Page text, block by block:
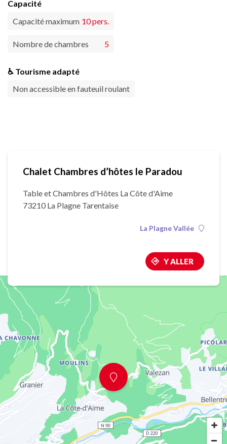
Capacité
Capacité maximum 10 pers.
Nombre de chambres 5
♿ Tourisme adapté
Non accessible en fauteuil roulant
Chalet Chambres d’hôtes le Paradou
Table et Chambres d'Hôtes La Côte d'Aime
73210 La Plagne Tarentaise
La Plagne Vallée
Y ALLER